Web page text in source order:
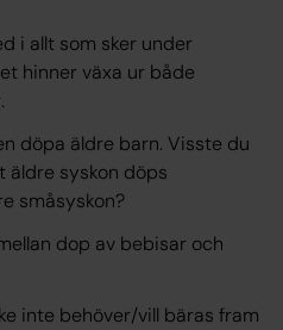
i allt som sker under
hinner växa ur både
döpa äldre barn. Visste du
äldre syskon döps
småsyskon?
dop av bebisar och
inte behöver/vill bäras fram